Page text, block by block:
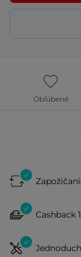
Obľúbené
Cashback